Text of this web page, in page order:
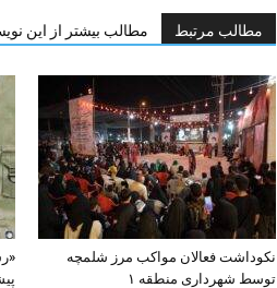
مطالب مرتبط مطالب بیشتر از این
نکوداشت فعالان مواکب مرز شلمچه
توسط شهرداری منطقه ۱